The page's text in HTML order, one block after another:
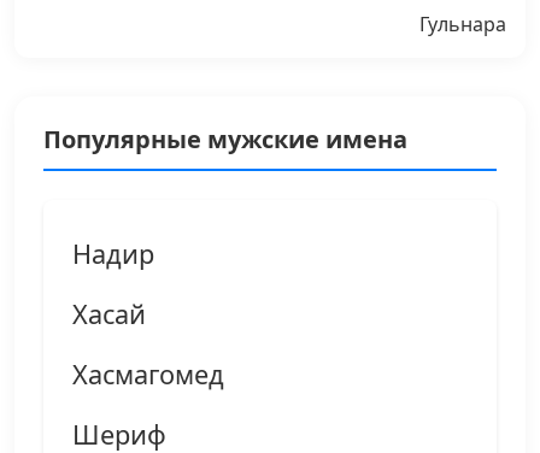
Гульнара
Популярные мужские имена
Надир
Хасай
Хасмагомед
Шериф